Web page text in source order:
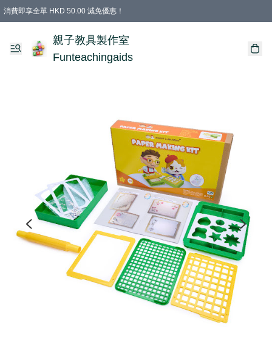
消費即享全單 HKD 50.00 減免優惠！
購物滿 HKD 699.00即享免運費優惠！（適用於 特定的送貨方式 )
凡購物滿HKD 699.00，即享免費禮品
親子教具製作室
Funteachingaids